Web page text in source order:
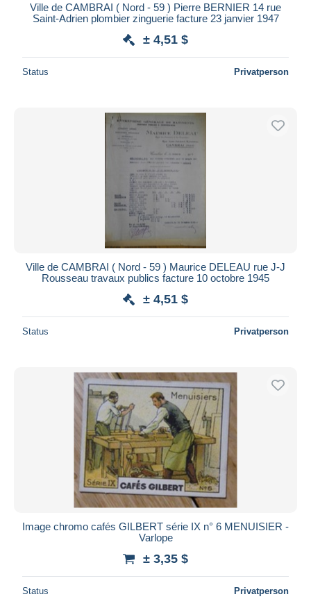
Maestro
Wohnsitz des Verkäufers
Weltweit
Übernehmen
Ville de CAMBRAI ( Nord - 59 ) Pierre BERNIER 14 rue
Saint-Adrien plombier zinguerie facture 23 janvier 1947
± 4,51 $
Status Privatperson
Ville de CAMBRAI ( Nord - 59 ) Maurice DELEAU rue J-J
Rousseau travaux publics facture 10 octobre 1945
± 4,51 $
Status Privatperson
Image chromo cafés GILBERT série IX n° 6 MENUISIER -
Varlope
± 3,35 $
Status Privatperson